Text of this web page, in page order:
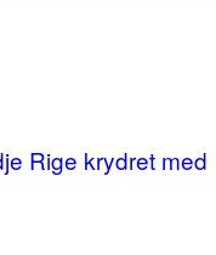
Rige krydret med